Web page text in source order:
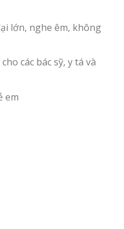
lớn, nghe êm, không
các bác sỹ, y tá và
em